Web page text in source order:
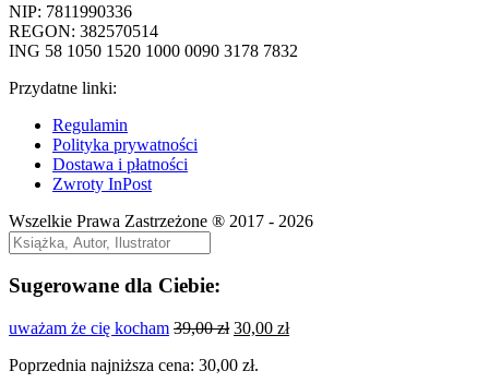
NIP: 7811990336
REGON: 382570514
ING 58 1050 1520 1000 0090 3178 7832
Przydatne linki:
Regulamin
Polityka prywatności
Dostawa i płatności
Zwroty InPost
Wszelkie Prawa Zastrzeżone ® 2017 - 2026
Sugerowane dla Ciebie:
uważam że cię kocham 39,00zł Pierwotna
wynosiła:
30,00 złAktualna
Poprzednia najniższa cena: 30,00 zł.